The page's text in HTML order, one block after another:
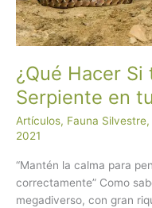
¿Qué Hacer
Serpiente en
Artículos, Fauna Silvestre,
2021
“Mantén la calma para
correctamente” Como
megadiverso, con gran